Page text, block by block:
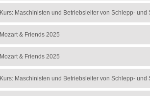
Kurs: Maschinisten und Betriebsleiter von Schlepp- und
Mozart & Friends 2025
Mozart & Friends 2025
Kurs: Maschinisten und Betriebsleiter von Schlepp- und